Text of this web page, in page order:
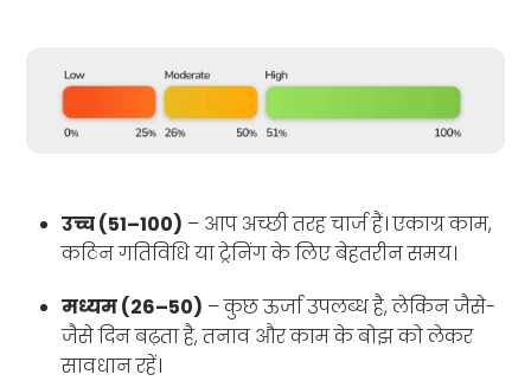
उच्च (51–100) – आप अच्छी तरह चार्ज हैं। एकाग्र काम,
कठिन गतिविधि या ट्रेनिंग के लिए बेहतरीन समय।
मध्यम (26–50) – कुछ ऊर्जा उपलब्ध है, लेकिन जैसे-
जैसे दिन बढ़ता है, तनाव और काम के बोझ को लेकर
सावधान रहें।